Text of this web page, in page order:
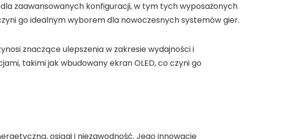
zaawansowanych konfiguracji, w tym tych wyposażonych
go idealnym wyborem dla nowoczesnych systemów gier.
znaczące ulepszenia w zakresie wydajności i
takimi jak wbudowany ekran OLED, co czyni go
osiągi i niezawodność. Jego innowacje